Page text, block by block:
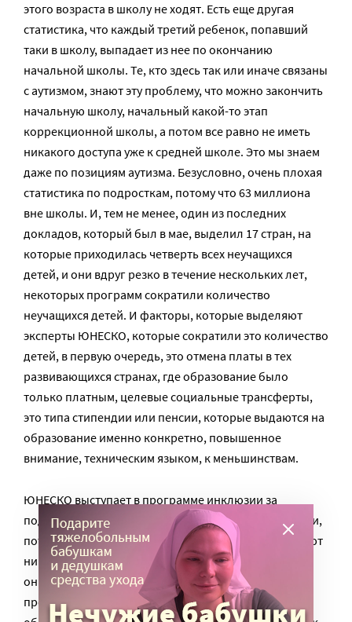
этого возраста в школу не ходят. Есть еще другая
статистика, что каждый третий ребенок, попавший
таки в школу, выпадает из нее по окончанию
начальной школы. Те, кто здесь так или иначе связаны
с аутизмом, знают эту проблему, что можно закончить
начальную школу, начальный какой-то этап
коррекционной школы, а потом все равно не иметь
никакого доступа уже к средней школе. Это мы знаем
даже по позициям аутизма. Безусловно, очень плохая
статистика по подросткам, потому что 63 миллиона
вне школы. И, тем не менее, один из последних
докладов, который был в мае, выделил 17 стран, на
которые приходилась четверть всех неучащихся
детей, и они вдруг резко в течение нескольких лет,
некоторых программ сократили количество
неучащихся детей. И факторы, которые выделяют
эксперты ЮНЕСКО, которые сократили это количество
детей, в первую очередь, это отмена платы в тех
развивающихся странах, где образование было
только платным, целевые социальные трансферты,
это типа стипендии или пенсии, которые выдаются на
образование именно конкретно, повышенное
внимание, техническим языком, к меньшинствам.
ЮНЕСКО выступает в программе инклюзии за
поддержку, в том числе, многоязычия в образовании,
потому что есть данные о том, что если дети не имеют
никакой возможности обучаться на родном языке –
они менее эффективны в обучении. Поэтому
предлагаются формы инклюзии, инклюзивного